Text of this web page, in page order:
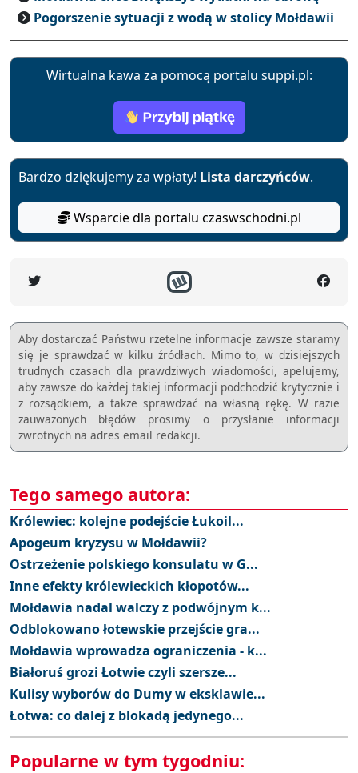
Pogorszenie sytuacji z wodą w stolicy Mołdawii
Wirtualna kawa za pomocą portalu suppi.pl:
Bardzo dziękujemy za wpłaty! Lista darczyńców.
Wsparcie dla portalu czaswschodni.pl
Aby dostarczać Państwu rzetelne informacje zawsze staramy
się je sprawdzać w kilku źródłach. Mimo to, w dzisiejszych
trudnych czasach dla prawdziwych wiadomości, apelujemy,
aby zawsze do każdej takiej informacji podchodzić krytycznie i
z rozsądkiem, a takze sprawdzać na własną rękę. W razie
zauważonych błędów prosimy o przysłanie informacji
zwrotnych na adres email redakcji.
Tego samego autora:
Królewiec: kolejne podejście Łukoil...
Apogeum kryzysu w Mołdawii?
Ostrzeżenie polskiego konsulatu w G...
Inne efekty królewieckich kłopotów...
Mołdawia nadal walczy z podwójnym k...
Odblokowano łotewskie przejście gra...
Mołdawia wprowadza ograniczenia - k...
Białoruś grozi Łotwie czyli szersze...
Kulisy wyborów do Dumy w eksklawie...
Łotwa: co dalej z blokadą jedynego...
Popularne w tym tygodniu: